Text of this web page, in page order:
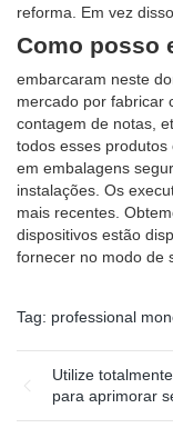
reforma. Em vez
Como posso
embarcaram neste
mercado por fabricar
contagem de notas,
todos esses
em embalagens
instalações. Os
mais recentes.
dispositivos estão
fornecer no modo de
Tag: professional
Utilize
para aprimorar